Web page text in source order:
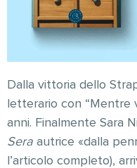
Dalla vittoria dello
letterario con “Mentre
anni. Finalmente Sara
Sera autrice «dalla
l’articolo completo),